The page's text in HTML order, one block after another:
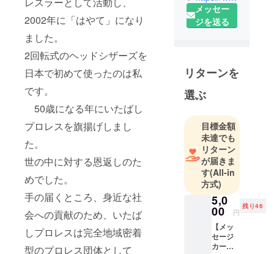
2002年に「はやて」になり
ました。
2回転式のヘッドシザーズを
日本で初めて使ったのは私
です。
50歳になる年にいたばし
プロレスを旗揚げしまし
た。
世の中に対する恩返しのた
めでした。
手の届くところ、身近な社
会への貢献のため、いたば
しプロレスは完全地域密着
型のプロレス団体として
メッセー
ジを送る
リターンを
選ぶ
目標金額
未達でも
リターン
が届きま
す(All-in
方式)
5,0
00 円
残り46
【メッ
セージ
カード